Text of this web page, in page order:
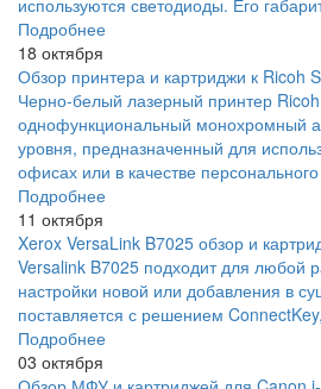
используются светодиоды. Его
Подробнее
18 октября
Обзор принтера и картриджи к Ricoh
Черно-белый лазерный принтер
однофункциональный монохромный
уровня, предназначенный для
офисах или в качестве
Подробнее
11 октября
Xerox VersaLink B7025 обзор и
Versalink B7025 подходит для любой
настройки новой или добавления в
поставляется с решением
Подробнее
03 октября